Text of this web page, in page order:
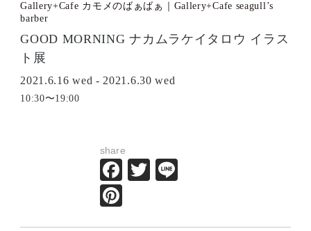
Gallery+Cafe カモメのばぁばぁ｜Gallery+Cafe seagull’s
barber
GOOD MORNING ナカムラケイタロウ イラス
ト展
2021.6.16 wed - 2021.6.30 wed
10:30〜19:00
share
Facebook
Twitter